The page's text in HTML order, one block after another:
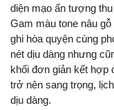
diện mạo ấn tượng
Gam màu tone nâu
ghi hòa quyện cùng
nét dịu dàng nhưng
khối đơn giản kết hợp
trở nên sang trọng,
dịu dàng.